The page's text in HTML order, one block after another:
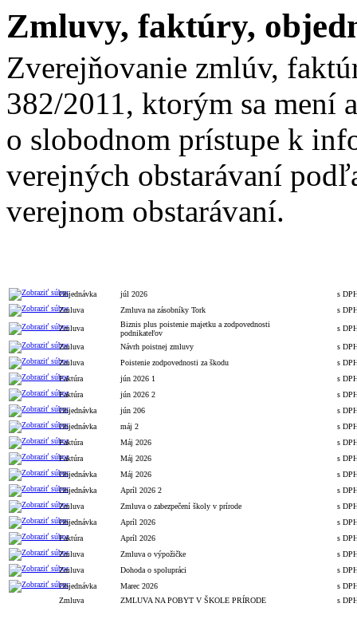
Zmluvy, faktúry,
Zverejňovanie zmlúv,
382/2011, ktorým sa mení
o slobodnom prístupe k
verejných obstarávaní
verejnom obstarávaní.
Objednávka
júl 2026
s
Zmluva
Zmluva na zásobníky Tork s
Zmluva
Biznis plus poistenie majetku a zodpovednosti
podnikateľov
s
Zmluva Návrh poistnej zmluvy
s
Zmluva
Poistenie zodpovednosti za škodu
s
Faktúra
jún 2026 1
s
Faktúra
jún 2026 2
s
Objednávka
jún 206
s
Objednávka
máj 2
s
Faktúra
Máj 2026
s
Faktúra
Máj 2026
s
Objednávka
Máj 2026
s
Objednávka
Apríl 2026 2
s
Zmluva
Zmluva o zabezpečení školy v prírode
s
Objednávka
Apríl 2026
s
Faktúra
Apríl 2026
s
Zmluva
Zmluva o výpožičke
s
Zmluva
Dohoda o spolupráci
s
Objednávka
Marec 2026
s
Zmluva
ZMLUVA NA POBYT V ŠKOLE PRÍRODE s